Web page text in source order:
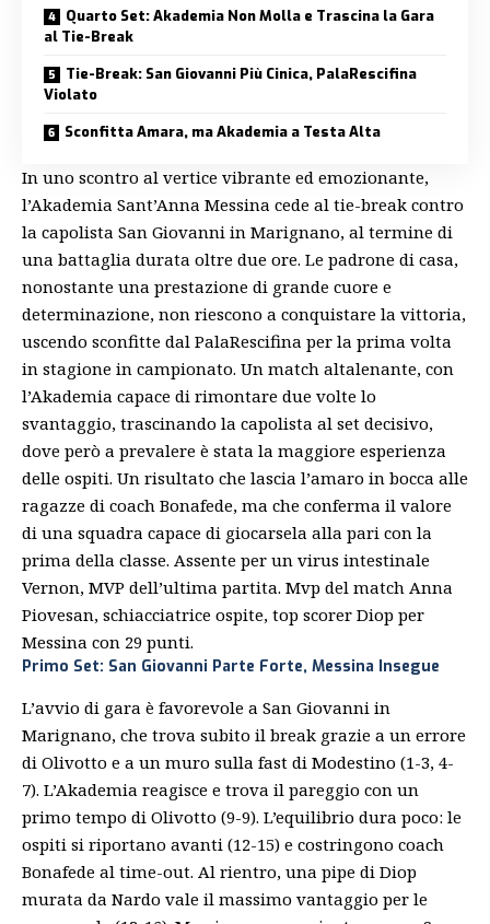
Quarto Set: Akademia Non Molla e Trascina la Gara
al Tie-Break
Tie-Break: San Giovanni Più Cinica, PalaRescifina
Violato
Sconfitta Amara, ma Akademia a Testa Alta
In uno scontro al vertice vibrante ed emozionante,
l’Akademia Sant’Anna Messina cede al tie-break contro
la capolista San Giovanni in Marignano, al termine di
una battaglia durata oltre due ore. Le padrone di casa,
nonostante una prestazione di grande cuore e
determinazione, non riescono a conquistare la vittoria,
uscendo sconfitte dal PalaRescifina per la prima volta
in stagione in campionato. Un match altalenante, con
l’Akademia capace di rimontare due volte lo
svantaggio, trascinando la capolista al set decisivo,
dove però a prevalere è stata la maggiore esperienza
delle ospiti. Un risultato che lascia l’amaro in bocca alle
ragazze di coach Bonafede, ma che conferma il valore
di una squadra capace di giocarsela alla pari con la
prima della classe. Assente per un virus intestinale
Vernon, MVP dell’ultima partita. Mvp del match Anna
Piovesan, schiacciatrice ospite, top scorer Diop per
Messina con 29 punti.
Primo Set: San Giovanni Parte Forte, Messina Insegue
L’avvio di gara è favorevole a San Giovanni in
Marignano, che trova subito il break grazie a un errore
di Olivotto e a un muro sulla fast di Modestino (1-3, 4-
7). L’Akademia reagisce e trova il pareggio con un
primo tempo di Olivotto (9-9). L’equilibrio dura poco: le
ospiti si riportano avanti (12-15) e costringono coach
Bonafede al time-out. Al rientro, una pipe di Diop
murata da Nardo vale il massimo vantaggio per le